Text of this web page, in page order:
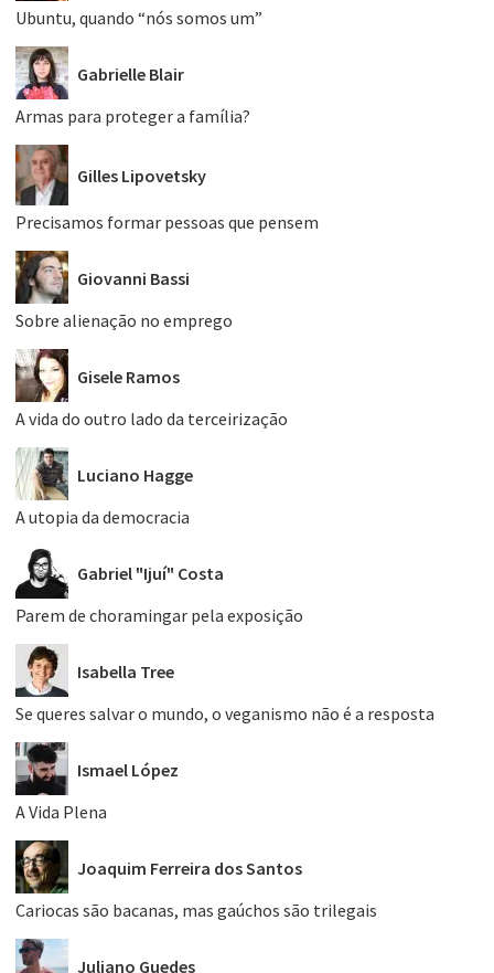
Ubuntu, quando “nós somos um”
Gabrielle Blair
Armas para proteger a família?
Gilles Lipovetsky
Precisamos formar pessoas que pensem
Giovanni Bassi
Sobre alienação no emprego
Gisele Ramos
A vida do outro lado da terceirização
Luciano Hagge
A utopia da democracia
Gabriel "Ijuí" Costa
Parem de choramingar pela exposição
Isabella Tree
Se queres salvar o mundo, o veganismo não é a resposta
Ismael López
A Vida Plena
Joaquim Ferreira dos Santos
Cariocas são bacanas, mas gaúchos são trilegais
Juliano Guedes